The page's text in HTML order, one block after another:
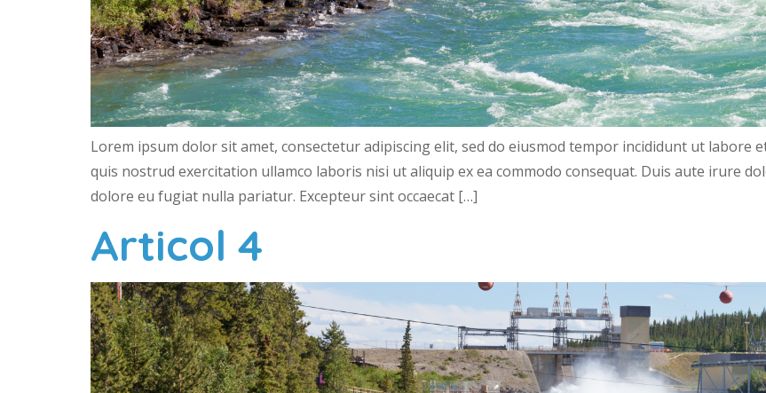
Lorem ipsum dolor sit amet, consectetur adipiscing elit, sed do eiusmod tempor incididunt ut labore
quis nostrud exercitation ullamco laboris nisi ut aliquip ex ea commodo consequat. Duis aute irure
dolore eu fugiat nulla pariatur. Excepteur sint occaecat […]
Articol 4